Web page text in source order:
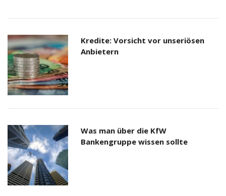
Kredite: Vorsicht vor unseriösen
Anbietern
Was man über die KfW
Bankengruppe wissen sollte